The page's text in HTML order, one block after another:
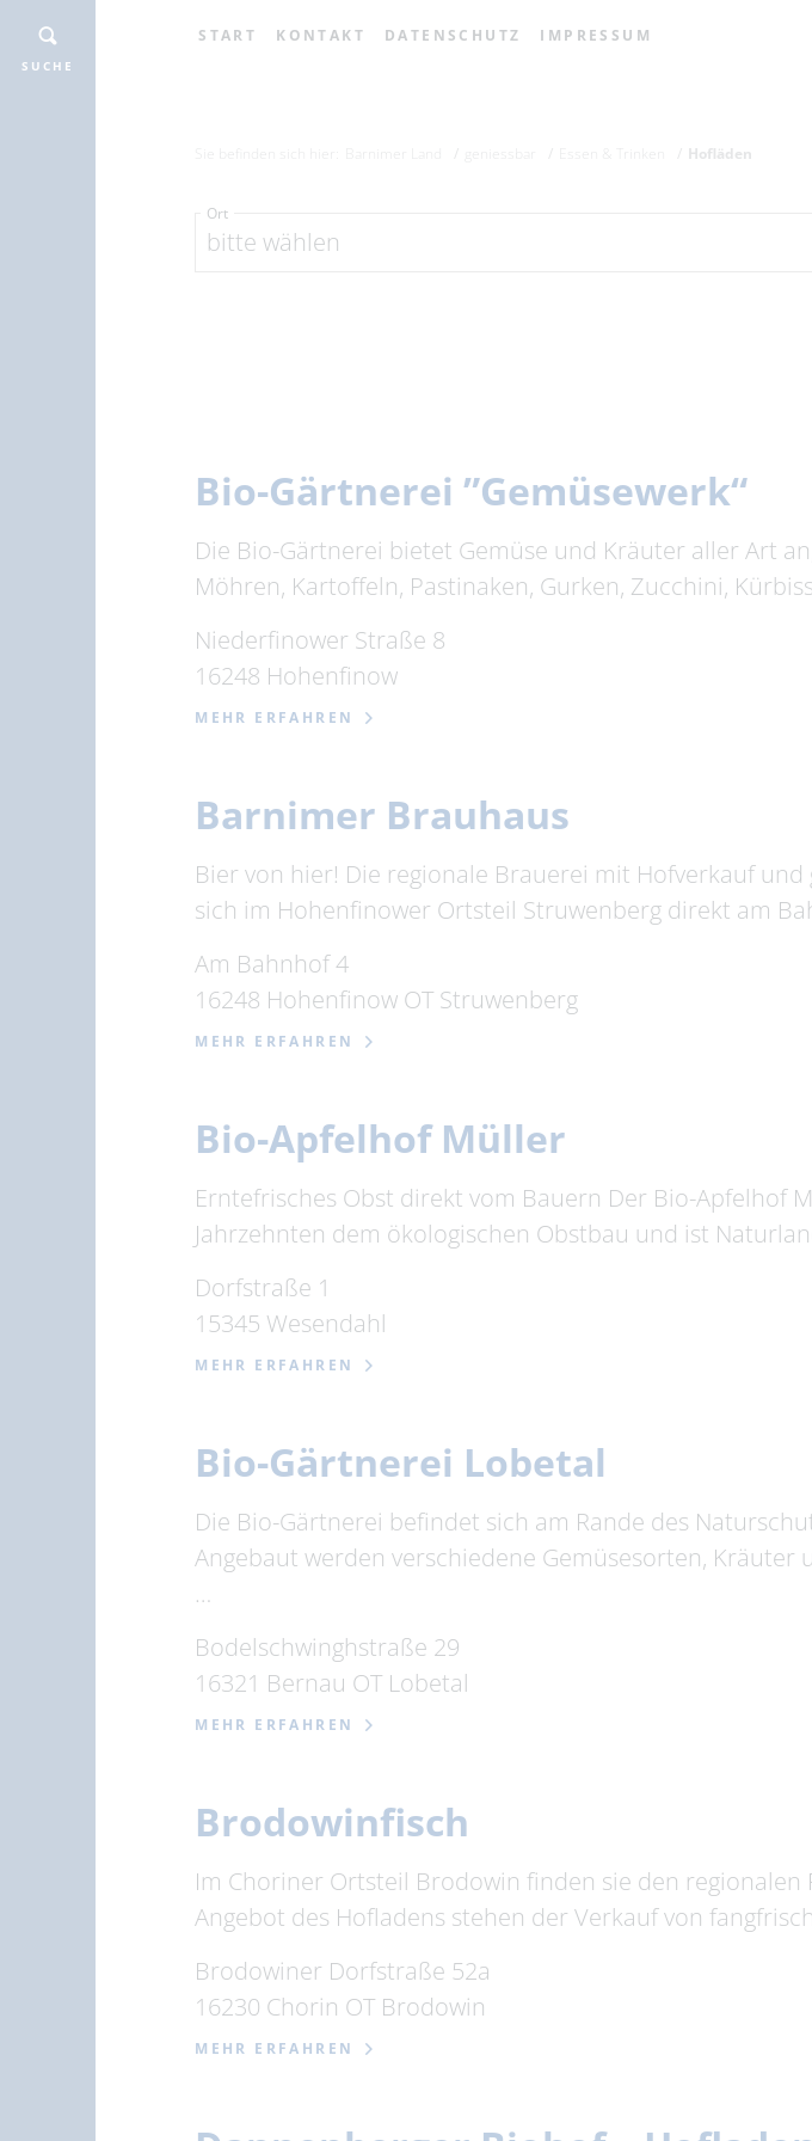
START KONTAKT DATENSCHUTZ IMPRESSUM
SUCHE
Hofläden
bitte wählen
Ort
Bio-Gärtnerei ”Gemüsewerk“
Die Bio-Gärtnerei bietet Gemüse und Kräuter aller Art
Möhren, Kartoffeln, Pastinaken, Gurken, Zucchini,
Niederfinower Straße 8
16248 Hohenfinow
MEHR ERFAHREN
Barnimer Brauhaus
Bier von hier! Die regionale Brauerei mit Hofverkauf
sich im Hohenfinower Ortsteil Struwenberg direkt am
Am Bahnhof 4
16248 Hohenfinow OT Struwenberg
MEHR ERFAHREN
Bio-Apfelhof Müller
Erntefrisches Obst direkt vom Bauern Der Bio-Apfelhof
Jahrzehnten dem ökologischen Obstbau und ist
Dorfstraße 1
15345 Wesendahl
MEHR ERFAHREN
Bio-Gärtnerei Lobetal
Die Bio-Gärtnerei befindet sich am Rande des
Angebaut werden verschiedene Gemüsesorten,
…
Bodelschwinghstraße 29
16321 Bernau OT Lobetal
MEHR ERFAHREN
Brodowinfisch
Im Choriner Ortsteil Brodowin finden sie den regionalen
Angebot des Hofladens stehen der Verkauf von
Brodowiner Dorfstraße 52a
16230 Chorin OT Brodowin
MEHR ERFAHREN